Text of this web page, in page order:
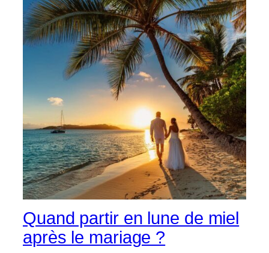
Quand partir en lune de miel
après le mariage ?